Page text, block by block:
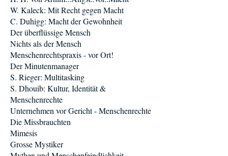
W. Kaleck: Mit Recht gegen Macht
C. Duhigg: Macht der Gewohnheit
Der überflüssige Mensch
Nichts als der Mensch
Menschenrechtspraxis - vor Ort!
Der Minutenmanager
S. Rieger: Multitasking
S. Dhouib: Kultur, Identität &
Menschenrechte
Unternehmen vor Gericht - Menschenrechte
Die Missbrauchten
Mimesis
Grosse Mystiker